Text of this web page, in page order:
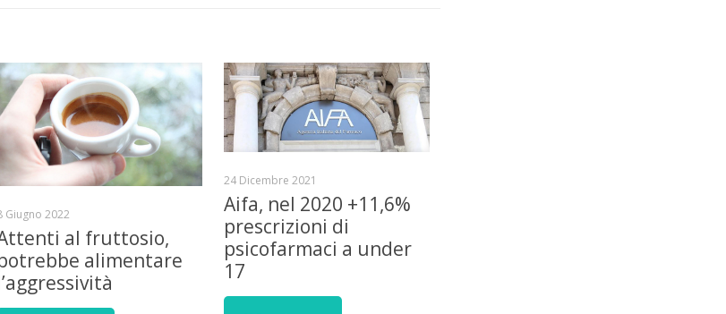
Giugno 2022
al fruttosio,
alimentare
24 Dicembre 2021
Aifa, nel 2020 +11,6%
prescrizioni di
psicofarmaci a under
17